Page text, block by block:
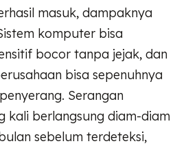
masuk, dampaknya
komputer bisa
bocor tanpa jejak, dan
bisa sepenuhnya
Serangan
kali berlangsung diam-diam
sebelum terdeteksi,